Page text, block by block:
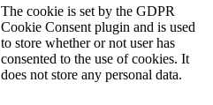
The cookie is set by the GDPR
Cookie Consent plugin and is used
to store whether or not user has
consented to the use of cookies. It
does not store any personal data.